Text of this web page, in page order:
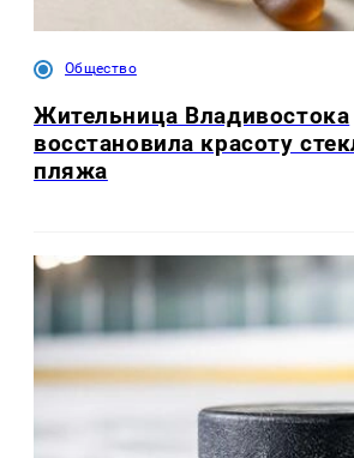
Общество
Жительница Владивостока
восстановила красоту
пляжа